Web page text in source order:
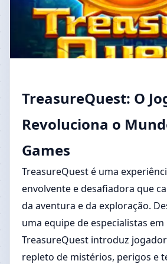
TreasureQuest: O
Revoluciona o
Games
TreasureQuest é uma
envolvente e desafiadora que
da aventura e da exploração.
uma equipe de especialistas em
TreasureQuest introduz
repleto de mistérios, perigos e